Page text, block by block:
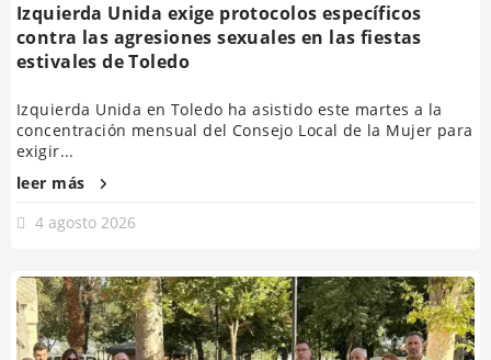
Izquierda Unida exige protocolos específicos
contra las agresiones sexuales en las fiestas
estivales de Toledo
Izquierda Unida en Toledo ha asistido este martes a la
concentración mensual del Consejo Local de la Mujer para
exigir...
leer más
4 agosto 2026